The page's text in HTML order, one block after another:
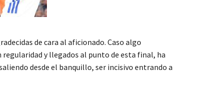
de cara al aficionado. Caso algo
y llegados al punto de esta final, ha
desde el banquillo, ser incisivo entrando a